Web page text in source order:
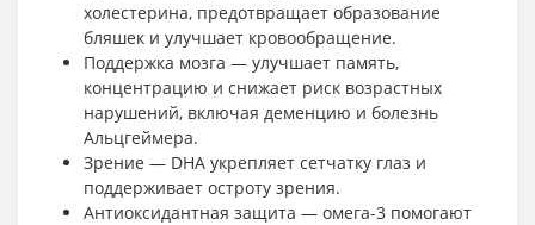
холестерина, предотвращает образование
бляшек и улучшает кровообращение.
Поддержка мозга — улучшает память,
концентрацию и снижает риск возрастных
нарушений, включая деменцию и болезнь
Альцгеймера.
Зрение — DHA укрепляет сетчатку глаз и
поддерживает остроту зрения.
Антиоксидантная защита — омега-3 помогают